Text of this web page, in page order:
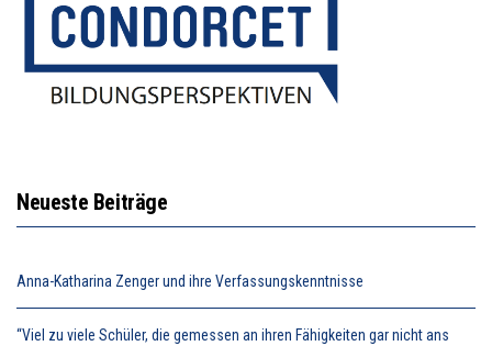
Neueste Beiträge
Anna-Katharina Zenger und ihre Verfassungskenntnisse
“Viel zu viele Schüler, die gemessen an ihren Fähigkeiten gar nicht ans